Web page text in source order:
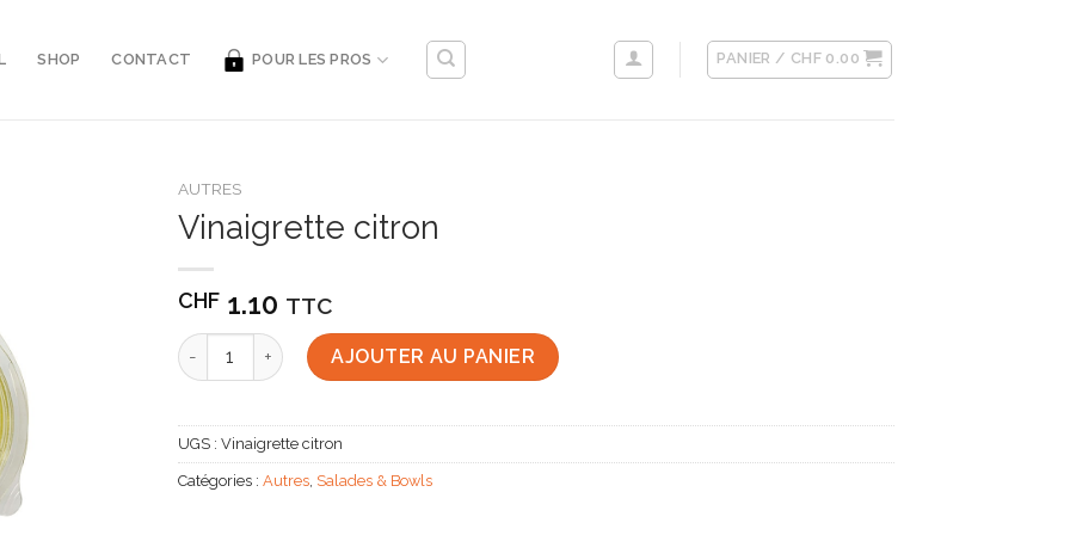
SHOP CONTACT POUR LES PROS PANIER / CHF 0.00
AUTRES
Vinaigrette citron
CHF 1.10 TTC
quantité de Vinaigrette citronAJOUTER AU PANIER
UGS : Vinaigrette citron
Catégories : Autres Salades & Bowls